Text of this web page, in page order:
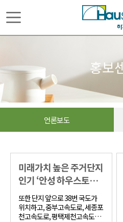
홍보
언론보도
미래가치 높은 주거단지
인기 ‘안성 하우스토리
퍼스트시…
또한 단지 앞으로 38번 국도가
위치하고, 중부고속도로, 세종포
천고속도로, 평택제천고속도로,